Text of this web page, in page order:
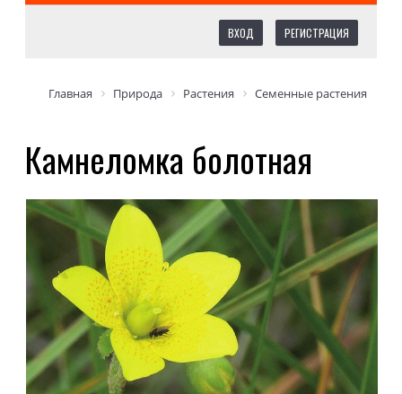
ВХОД РЕГИСТРАЦИЯ
Главная Природа Растения Семенные растения
Камнеломка болотная